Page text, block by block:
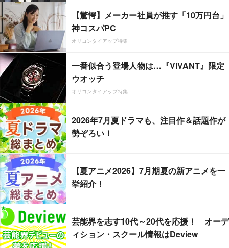
【驚愕】メーカー社員が推す「10万円台」
神コスパPC
オリコンタイアップ特集
一番似合う登場人物は…『VIVANT』限定
ウオッチ
オリコンタイアップ特集
2026年7月夏ドラマも、注目作＆話題作が
勢ぞろい！
【夏アニメ2026】7月期夏の新アニメを一
挙紹介！
芸能界を志す10代～20代を応援！ オーデ
ィション・スクール情報はDeview